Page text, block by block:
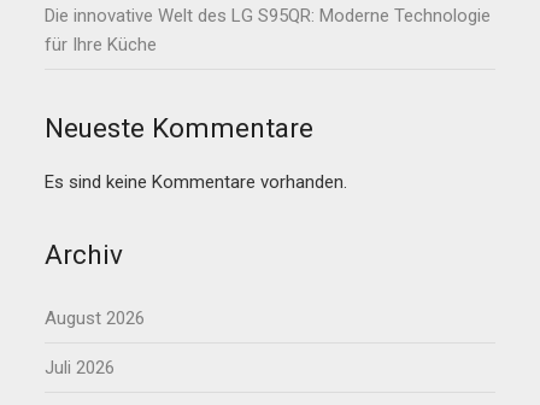
Die innovative Welt des LG S95QR: Moderne Technologie
für Ihre Küche
Neueste Kommentare
Es sind keine Kommentare vorhanden.
Archiv
August 2026
Juli 2026